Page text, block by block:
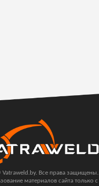
Все права защищены.
материалов сайта только с